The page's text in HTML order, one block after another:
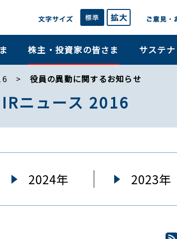
株主・投資家の皆さま サステ
役員の異動に関するお知らせ
IRニュース 2016
2024年 2023年